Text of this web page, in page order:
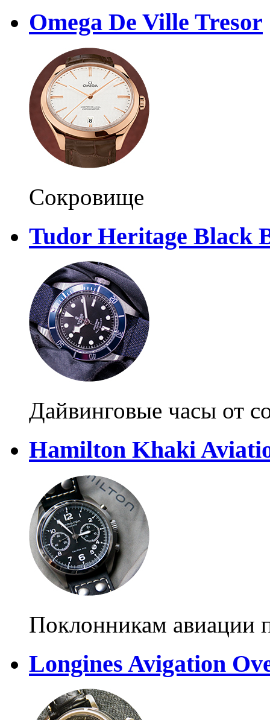
Omega De Ville Tresor
Сокровище
Tudor Heritage Black
Дайвинговые часы от
Hamilton Khaki
Поклонникам авиации
Longines Avigation